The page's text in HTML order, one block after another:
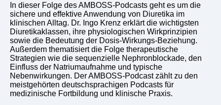
In dieser Folge des AMBOSS-Podcasts geht es um die
sichere und effektive Anwendung von Diuretika im
klinischen Alltag. Dr. Ingo Krenz erklärt die wichtigsten
Diuretikaklassen, ihre physiologischen Wirkprinzipien
sowie die Bedeutung der Dosis-Wirkungs-Beziehung.
Außerdem thematisiert die Folge therapeutische
Strategien wie die sequenzielle Nephronblockade, den
Einfluss der Natriumaufnahme und typische
Nebenwirkungen. Der AMBOSS-Podcast zählt zu den
meistgehörten deutschsprachigen Podcasts für
medizinische Fortbildung und klinische Praxis.